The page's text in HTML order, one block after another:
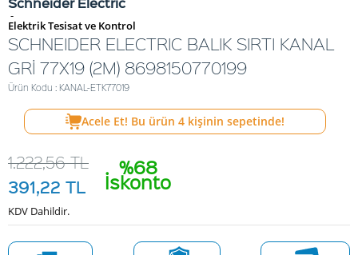
-
Elektrik Tesisat ve Kontrol
SCHNEIDER ELECTRIC BALIK SIRTI KANAL
GRİ 77X19 (2M) 8698150770199
Ürün Kodu : KANAL-ETK77019
Acele Et! Bu ürün 4 kişinin sepetinde!
%68
İskonto
1.222,56TL
391,22 TL
KDV Dahildir.